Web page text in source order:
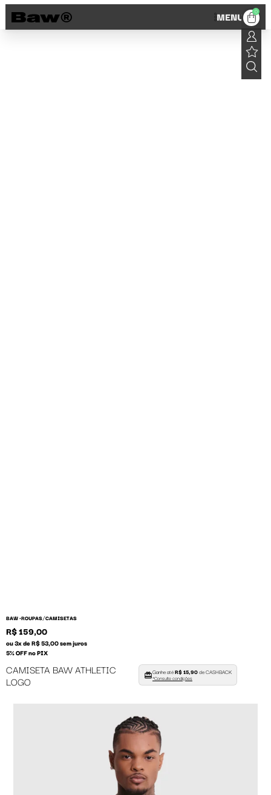
MENU 0
BAW •ROUPAS/CAMISETAS
R$ 159,00
ou 3x de R$ 53,00 sem juros
5% OFF no PIX
CAMISETA BAW ATHLETIC
LOGO
Ganhe atéR$ 15,90de CASHBACK
*Consulte condições